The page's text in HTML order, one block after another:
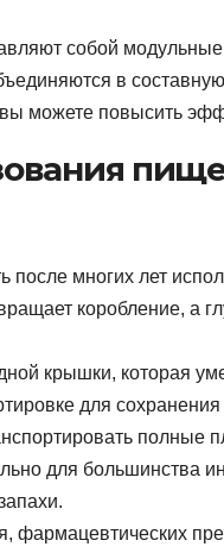
собой
в
можете повысить
после многих лет
коробление, а
крышки, которая
для
полные
для большинства
фармацевтических